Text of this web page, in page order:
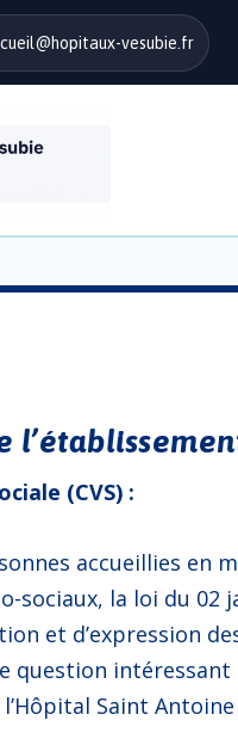
vesubie.fr
(CVS) :
accueillies
sociaux, la loi du 02
et d’expression
intéressant
Saint